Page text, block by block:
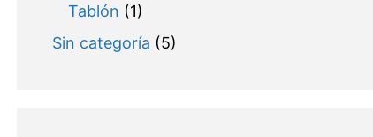
Tablón (1)
Sin categoría (5)